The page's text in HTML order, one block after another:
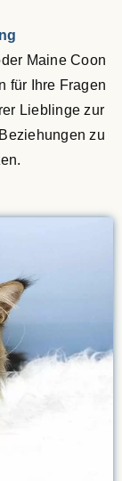
Maine Coon
für Ihre Fragen
Lieblinge zur
zu